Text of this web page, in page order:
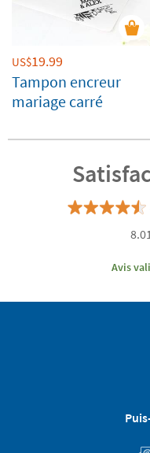
US$19.99
Tampon encreur
mariage carré
Avis